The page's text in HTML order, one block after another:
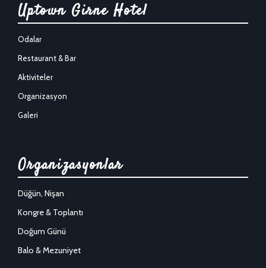
Uptown Girne Hotel
Odalar
Restaurant & Bar
Aktiviteler
Organizasyon
Galeri
Organizasyonlar
Düğün, Nişan
Kongre & Toplantı
Doğum Günü
Balo & Mezuniyet